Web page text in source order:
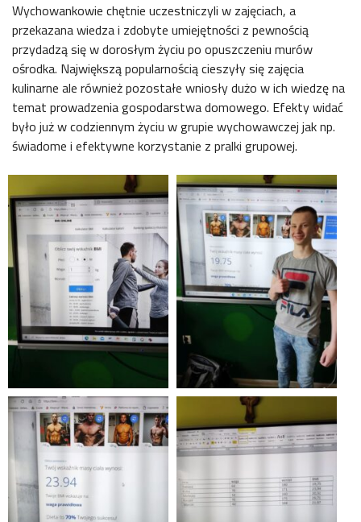
Wychowankowie chętnie uczestniczyli w zajęciach, a
przekazana wiedza i zdobyte umiejętności z pewnością
przydadzą się w dorosłym życiu po opuszczeniu murów
ośrodka. Największą popularnością cieszyły się zajęcia
kulinarne ale również pozostałe wniosły dużo w ich wiedzę na
temat prowadzenia gospodarstwa domowego. Efekty widać
było już w codziennym życiu w grupie wychowawczej jak np.
świadome i efektywne korzystanie z pralki grupowej.